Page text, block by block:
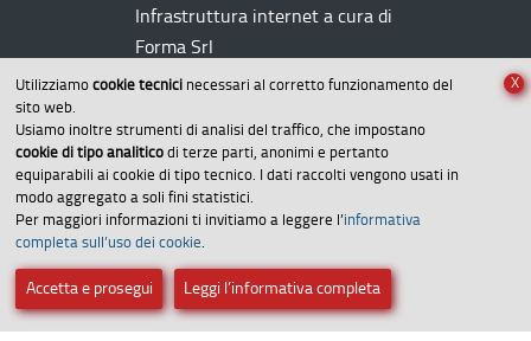
Utilizziamo cookie tecnici necessari al corretto funzionamento del
sito web.
Usiamo inoltre strumenti di analisi del traffico, che impostano
cookie di tipo analitico di terze parti, anonimi e pertanto
equiparabili ai cookie di tipo tecnico. I dati raccolti vengono usati in
modo aggregato a soli fini statistici.
Per maggiori informazioni ti invitiamo a leggere l’informativa
completa sull’uso dei cookie
Accetta e prosegui Leggi l’informativa completa
X
Infrastruttura internet a cura di
Forma Srl
Amministrazione trasparente
Dichiarazione di accessibilità